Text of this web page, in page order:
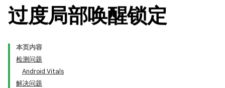
过度局部唤醒锁定
本页内容
检测问题
Android Vitals
解决问题